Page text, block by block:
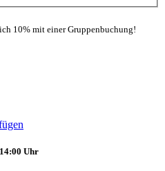
10% mit einer Gruppenbuchung!
Uhr